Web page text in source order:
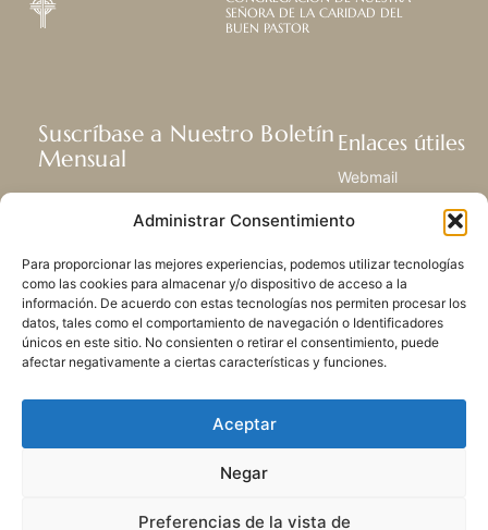
Administrar Consentimiento
Para proporcionar las mejores experiencias, podemos utilizar tecnologías
como las cookies para almacenar y/o dispositivo de acceso a la
información. De acuerdo con estas tecnologías nos permiten procesar los
datos, tales como el comportamiento de navegación o Identificadores
únicos en este sitio. No consienten o retirar el consentimiento, puede
afectar negativamente a ciertas características y funciones.
Aceptar
Negar
Preferencias de la vista de
SEÑORA DE LA CARIDAD DEL
BUEN PASTOR
Suscríbase a Nuestro Boletín
Mensual
Recibir las últimas noticias acerca de
nuestra vida, la misión y ministerios de
SUSCRIBIRSE
Enlaces útiles
Webmail
Centro de Recursos
Mapa del sitio
POLÍTICA DE PRIVACIDADLAS COOKIES